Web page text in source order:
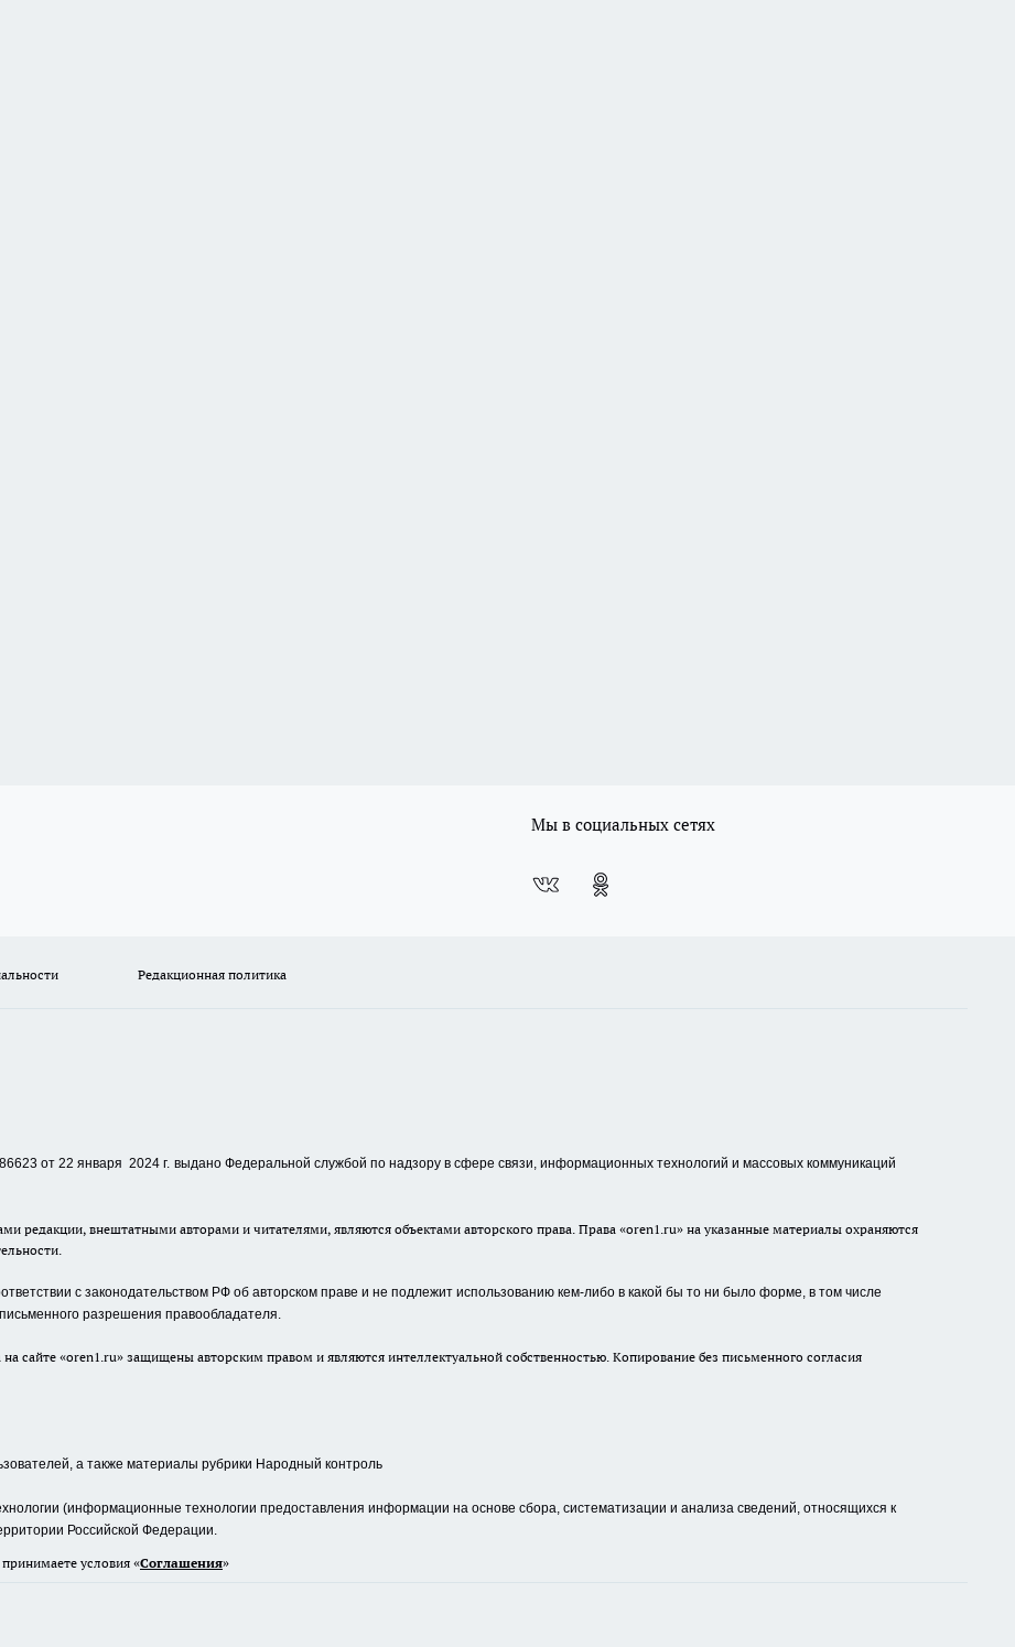
Мы в социальных сетях
Редакционная политика
от 22 января 2024 г. выдано Федеральной службой по надзору в сфере связи, информационных технологий и массовых коммуникаций
редакции, внештатными авторами и читателями, являются объектами авторского права. Права «oren1.ru» на указанные материалы охраняются
с законодательством РФ об авторском праве и не подлежит использованию кем-либо в какой бы то ни было форме, в том числе
разрешения правообладателя.
сайте «oren1.ru» защищены авторским правом и являются интеллектуальной собственностью. Копирование без письменного согласия
а также материалы рубрики Народный контроль
(информационные технологии предоставления информации на основе сбора, систематизации и анализа сведений, относящихся к
Российской Федерации.
условия «Cоглашения»